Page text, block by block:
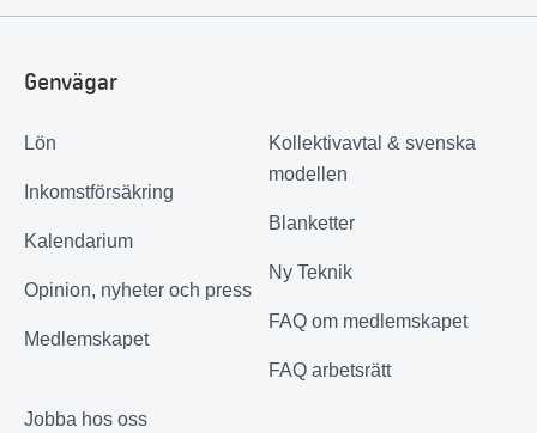
Genvägar
Lön
Inkomstförsäkring
Kalendarium
Opinion, nyheter och press
Medlemskapet
Kollektivavtal & svenska
modellen
Blanketter
Ny Teknik
FAQ om medlemskapet
FAQ arbetsrätt
Jobba hos oss